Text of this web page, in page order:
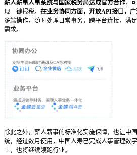
薪人薪事人事系统与国家税务局达成官方合作，
现一键报税。 在业务协同方面，开放API接口，广
多端操作，随时处理日常事务，跨平台连接，满
需求。
除此之外，薪人薪事的标准化实施保障，也让中
统，经过数月使用，中国人寿已完成人事管理数
上，也将继续领跑行业。